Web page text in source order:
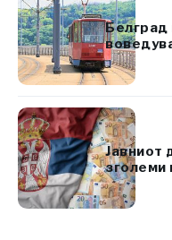
Белград
превоз
Јавниот
зголеми
евра, но